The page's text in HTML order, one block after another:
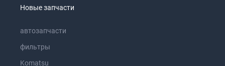
Новые запчасти
автозапчасти
фильтры
Komatsu